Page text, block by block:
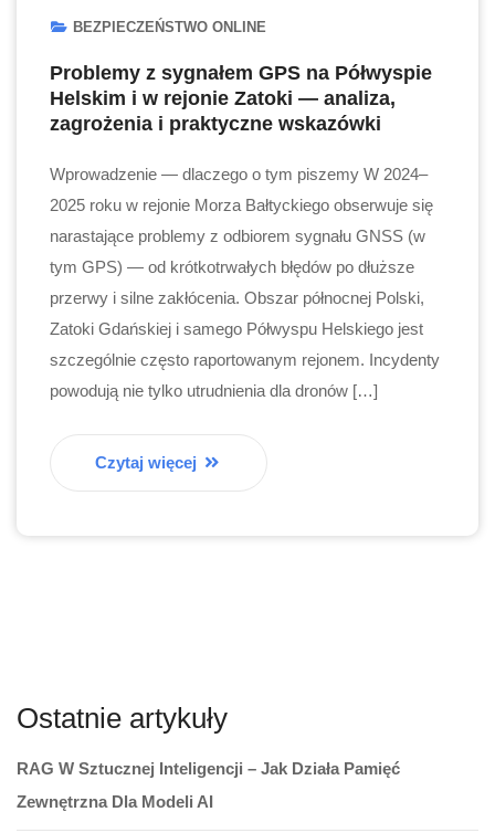
BEZPIECZEŃSTWO ONLINE
Problemy z sygnałem GPS na Półwyspie
Helskim i w rejonie Zatoki — analiza,
zagrożenia i praktyczne wskazówki
Wprowadzenie — dlaczego o tym piszemy W 2024–
2025 roku w rejonie Morza Bałtyckiego obserwuje się
narastające problemy z odbiorem sygnału GNSS (w
tym GPS) — od krótkotrwałych błędów po dłuższe
przerwy i silne zakłócenia. Obszar północnej Polski,
Zatoki Gdańskiej i samego Półwyspu Helskiego jest
szczególnie często raportowanym rejonem. Incydenty
powodują nie tylko utrudnienia dla dronów […]
Czytaj więcej
Ostatnie artykuły
RAG W Sztucznej Inteligencji – Jak Działa Pamięć
Zewnętrzna Dla Modeli AI